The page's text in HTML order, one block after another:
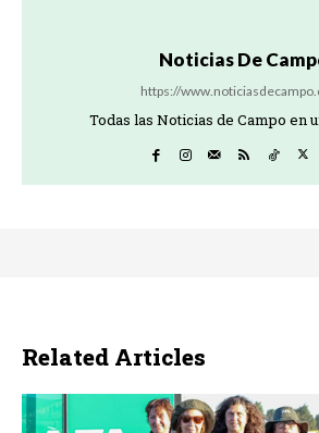
Noticias De
https://
Todas las Noticias de Campo en
Related Articles